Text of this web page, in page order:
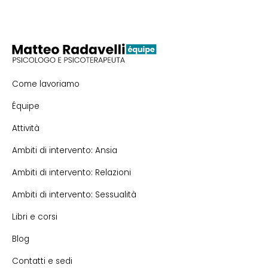
Come lavoriamo
Équipe
Attività
Ambiti di intervento: Ansia
Ambiti di intervento: Relazioni
Ambiti di intervento: Sessualità
Libri e corsi
Blog
Contatti e sedi